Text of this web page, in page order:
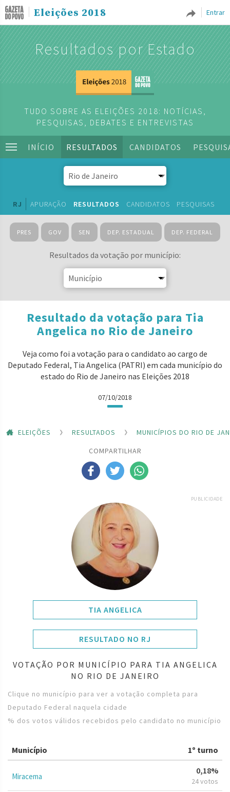
Entrar
Eleições 2018
Resultados por Estado
TUDO SOBRE AS ELEIÇÕES 2018: NOTÍCIAS,
PESQUISAS, DEBATES E ENTREVISTAS
INÍCIO RESULTADOS CANDIDATOS
RJ APURAÇÃO RESULTADOS CANDIDATOS PESQUISAS
PRES GOV SEN DEP. ESTADUAL DEP. FEDERAL
Resultados da votação por município:
Resultado da votação para Tia
Angelica no Rio de Janeiro
Veja como foi a votação para o candidato ao cargo de
Deputado Federal, Tia Angelica (PATRI) em cada município do
estado do Rio de Janeiro nas Eleições 2018
07/10/2018
ELEIÇÕES RESULTADOS
MUNICÍPIOS DO RIO DE
COMPARTILHAR
PUBLICIDADE
TIA ANGELICA
RESULTADO NO RJ
VOTAÇÃO POR MUNICÍPIO PARA TIA ANGELICA
NO RIO DE JANEIRO
Clique no município para ver a votação completa para
Deputado Federal naquela cidade
% dos votos válidos recebidos pelo candidato no município
Município 1º turno
Miracema
0,18%
24 votos